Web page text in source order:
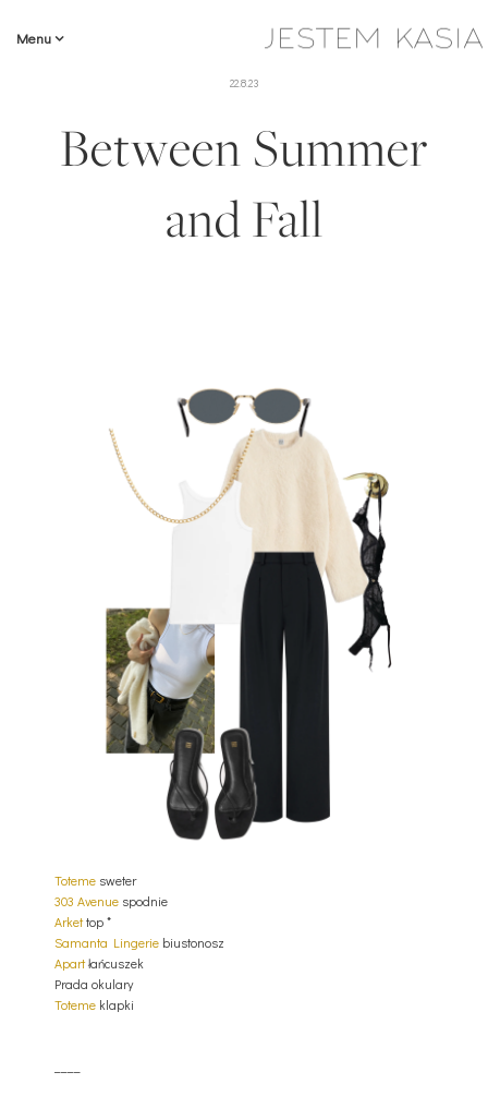
Menu
22.8.23
Between Summer
and Fall
Toteme sweter
303 Avenue spodnie
Arkettop *
Samanta Lingerie biustonosz
Apartłańcuszek
Prada okulary
Toteme klapki